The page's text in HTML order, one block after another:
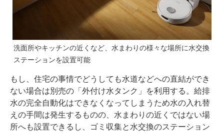
洗面所やキッチンの近くなど、水まわりの様々な場所に水交換
ステーションを設置可能
もし、住宅の事情でどうしても水道などへの直結ができ
ない場合は別売の「外付け水タンク」を利用する。給排
水の完全自動化はできなくなってしまうため水の入れ替
えの手間は発生するものの、水まわりの近くではない場
所へも設置できるし、ゴミ収集と水交換のステーション